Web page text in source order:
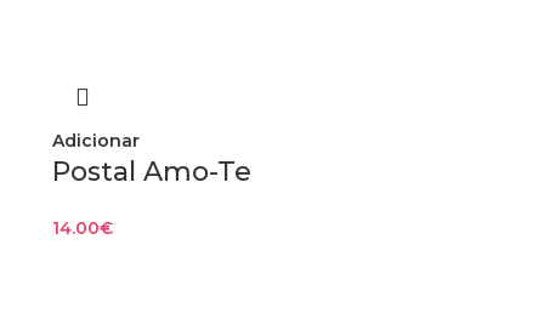
Adicionar
Postal Amo-Te
14.00€